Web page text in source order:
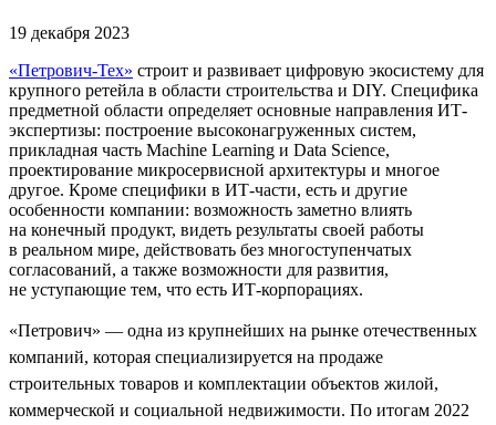
19 декабря 2023
«Петрович-Тех» строит и развивает цифровую экосистему для
крупного ретейла в области строительства и DIY. Специфика
предметной области определяет основные направления ИТ-
экспертизы: построение высоконагруженных систем,
прикладная часть Machine Learning и Data Science,
проектирование микросервисной архитектуры и многое
другое. Кроме специфики в ИТ-части, есть и другие
особенности компании: возможность заметно влиять
на конечный продукт, видеть результаты своей работы
в реальном мире, действовать без многоступенчатых
согласований, а также возможности для развития,
не уступающие тем, что есть ИТ-корпорациях.
«Петрович» — одна из крупнейших на рынке отечественных
компаний, которая специализируется на продаже
строительных товаров и комплектации объектов жилой,
коммерческой и социальной недвижимости. По итогам 2022